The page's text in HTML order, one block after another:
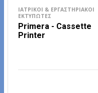
ΙΑΤΡΙΚΟΊ & ΕΡΓΑΣΤΗΡΙΑΚΟΊ
ΕΚΤΥΠΩΤΈΣ
Primera - Cassette
Printer